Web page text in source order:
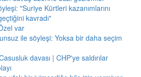
"Suriye Kürtleri kazanımlarını
kavradı"
var
ile söyleşi: Yoksa bir daha seçim
davası | CHP'ye saldırılar